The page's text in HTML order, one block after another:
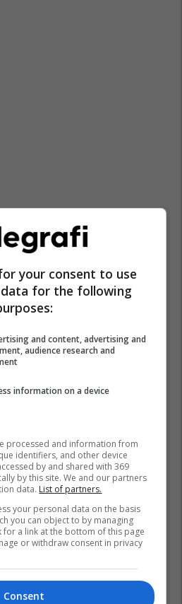
your consent to use
for the following
and content, advertising and
audience research and
information on a device
processed and information from
identifiers, and other device
by and shared with 369
by this site. We and our partners
data. List of partners.
your personal data on the basis
you can object to by managing
a link at the bottom of this page
or withdraw consent in privacy
Consent